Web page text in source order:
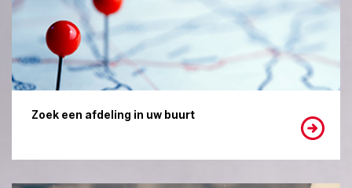
Zoek een afdeling in uw buurt